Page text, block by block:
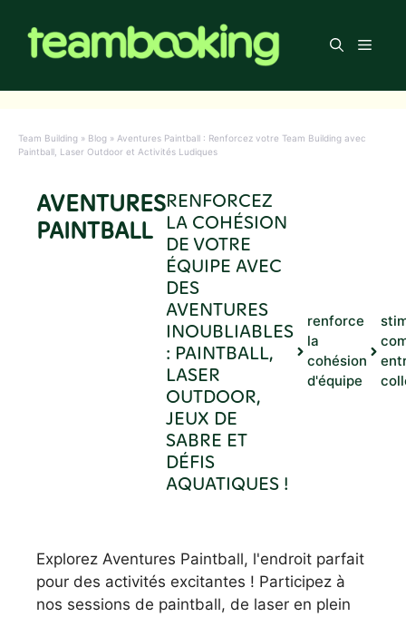
contenu
Menu
Team Building » Blog » Aventures Paintball : Renforcez votre Team Building avec
Paintball, Laser Outdoor et Activités Ludiques
AVENTURES
PAINTBALL
RENFORCEZ
LA COHÉSION
DE VOTRE
ÉQUIPE AVEC
DES
AVENTURES
INOUBLIABLES
: PAINTBALL,
LASER
OUTDOOR,
JEUX DE
SABRE ET
DÉFIS
AQUATIQUES !
renforce
la
cohésion
d'équipe
Explorez Aventures Paintball, l'endroit parfait
pour des activités excitantes ! Participez à
nos sessions de paintball, de laser en plein